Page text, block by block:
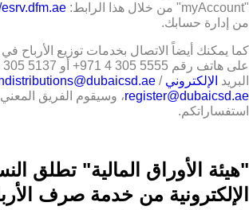
"myAccount" من خلال هذا الرابط:
من إدارة حسابك.
كما يمكنك أيضاً الاتصال بخدمات توزيع الأرباح
البريد الإلكتروني dividendistributions@dubaicsd.ae/
register@dubaicsd.ae، وسيقوم الفريق المعني
استفساراتكم.
"هيئة الأوراق المالية" تطلق
الإلكترونية من خدمة صرف